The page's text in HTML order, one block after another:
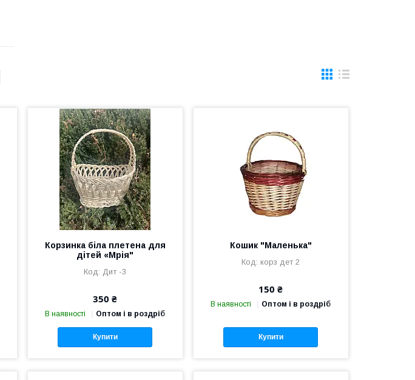
Корзинка біла плетена для
дітей «Мрія"
Дит -3
350 ₴
В наявності Оптом і в роздріб
Купити
Кошик "Маленька"
корз дет 2
150 ₴
В наявності Оптом і в роздріб
Купити